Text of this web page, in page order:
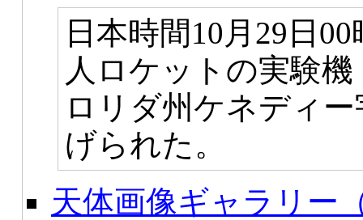
日本時間10月29日
人ロケットの実験
ロリダ州ケネディ
げられた。
天体画像ギャラリー